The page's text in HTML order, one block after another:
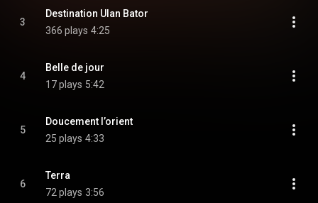
3
Destination Ulan Bator
366 plays 4:25
4
Belle de jour
17 plays 5:42
5
Doucement l’orient
25 plays 4:33
6
Terra
72 plays 3:56